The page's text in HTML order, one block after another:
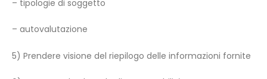
– tipologie di soggetto
– autovalutazione
5) Prendere visione del riepilogo delle informazioni fornite